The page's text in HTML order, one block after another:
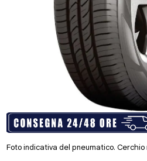
Foto indicativa del pneumatico. Cerchio